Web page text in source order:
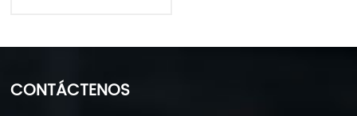
CONTÁCTENOS